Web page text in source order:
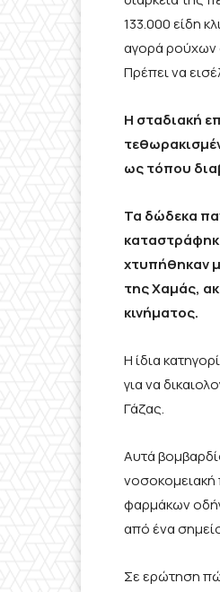
133.000 είδη
αγορά ρούχων
Πρέπει να
Η σταδιακή
ως τόπου
Τα δώδεκα
χτυπήθηκαν
της Χαμάς,
κινήματος.
Η ίδια
για να
Γάζας.
Αυτά
νοσοκομειακή
φαρμάκων
από ένα
Σε ερώτηση